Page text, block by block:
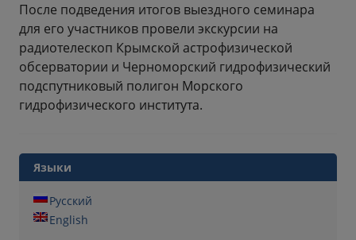
После подведения итогов выездного семинара
для его участников провели экскурсии на
радиотелескоп Крымской астрофизической
обсерватории и Черноморский гидрофизический
подспутниковый полигон Морского
гидрофизического института.
Языки
Русский
English